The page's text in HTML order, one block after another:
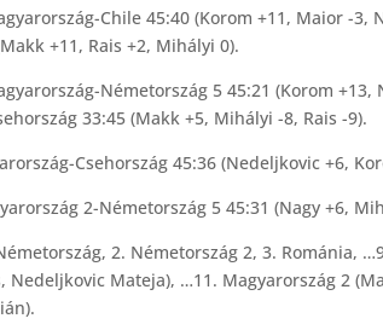
Chile 45:40 (Korom +11, Maior -3,
+11, Rais +2, Mihályi 0).
Németország 5 45:21 (Korom +13,
33:45 (Makk +5, Mihályi -8, Rais -9).
Csehország 45:36 (Nedeljkovic +6,
2-Németország 5 45:31 (Nagy +6,
2. Németország 2, 3. Románia,
Nedeljkovic Mateja), …11. Magyarország 2